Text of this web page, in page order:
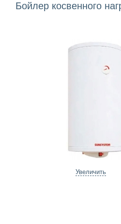
Бойлер косвенного
Увеличить